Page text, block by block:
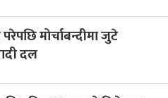
मोर्चाबन्दीमा जुटे
दल